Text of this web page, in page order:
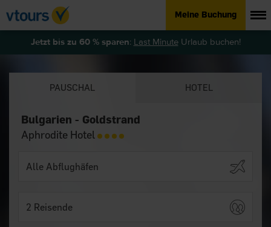
Meine Buchung
Jetzt bis zu 60 % sparen: Last MinuteUrlaub buchen!
PAUSCHAL HOTEL
Bulgarien - Goldstrand
Aphrodite Hotel
2 Reisende